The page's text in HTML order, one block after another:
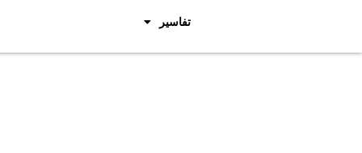
تفاسیر